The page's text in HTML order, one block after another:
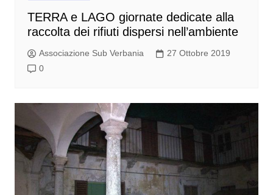
TERRA e LAGO giornate dedicate alla
raccolta dei rifiuti dispersi nell’ambiente
Associazione Sub Verbania
27 Ottobre 2019
0